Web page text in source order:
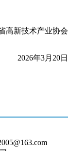
高新技术产业协会
6年3月 20日